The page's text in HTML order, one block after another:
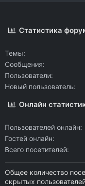
Статистика
Темы
Сообщения
Пользователи
Новый пользователь
Онлайн
Пользователей онлайн
Гостей онлайн
Всего посетителей
Общее количество
скрытых